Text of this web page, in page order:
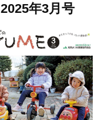
2025年3月号